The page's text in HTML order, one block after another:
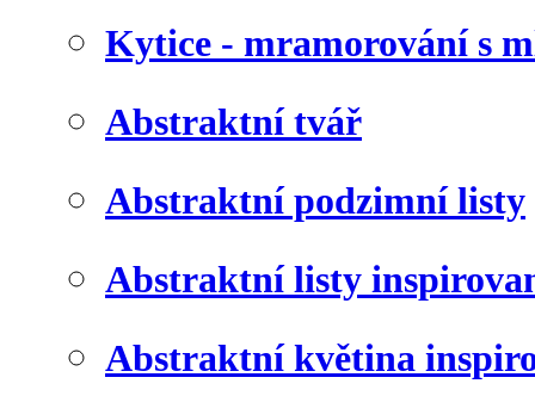
Kytice - mramorování s
Abstraktní tvář
Abstraktní podzimní listy
Abstraktní listy
Abstraktní květina